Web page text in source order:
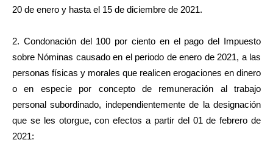
20 de enero y hasta el 15 de diciembre de 2021.
2. Condonación del 100 por ciento en el pago del Impuesto
sobre Nóminas causado en el periodo de enero de 2021, a las
personas físicas y morales que realicen erogaciones en dinero
o en especie por concepto de remuneración al trabajo
personal subordinado, independientemente de la designación
que se les otorgue, con efectos a partir del 01 de febrero de
2021: